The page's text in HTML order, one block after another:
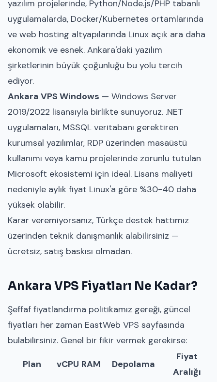
yazılım projelerinde, Python/Node.js/PHP tabanlı
uygulamalarda, Docker/Kubernetes ortamlarında
ve web hosting altyapılarında Linux açık ara daha
ekonomik ve esnek. Ankara'daki yazılım
şirketlerinin büyük çoğunluğu bu yolu tercih
ediyor.
Ankara VPS Windows — Windows Server
2019/2022 lisansıyla birlikte sunuyoruz. .NET
uygulamaları, MSSQL veritabanı gerektiren
kurumsal yazılımlar, RDP üzerinden masaüstü
kullanımı veya kamu projelerinde zorunlu tutulan
Microsoft ekosistemi için ideal. Lisans maliyeti
nedeniyle aylık fiyat Linux'a göre %30-40 daha
yüksek olabilir.
Karar veremiyorsanız, Türkçe destek hattımız
üzerinden teknik danışmanlık alabilirsiniz —
ücretsiz, satış baskısı olmadan.
Ankara VPS Fiyatları Ne Kadar?
Şeffaf fiyatlandırma politikamız gereği, güncel
fiyatları her zaman EastWeb VPS sayfasında
bulabilirsiniz. Genel bir fikir vermek gerekirse:
Plan vCPU RAM Depolama
Fiyat
Aralığı